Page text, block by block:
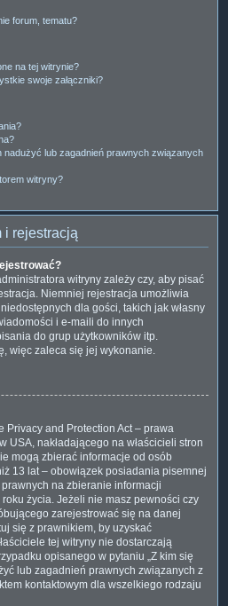
forum, tematu?
na tej witrynie?
swoje załączniki?
lub zagadnień prawnych związanych
witryny?
i rejestracją
witryny zależy czy, aby pisać
Niemniej rejestracja umożliwia
dla gości, takich jak własny
i e-maili do innych
do grup użytkowników itp.
więc zaleca się jej wykonanie.
Privacy and Protection Act – prawa
USA, nakładającego na właścicieli stron
mogą zbierać informacje od osób
13 lat – obowiązek posiadania pisemnej
na zbieranie informacji
życia. Jeżeli nie masz pewności czy
zarejestrować się na danej
się z prawnikiem, by uzyskać
tej witryny nie dostarczają
opisanego w pytaniu „Z kim się
lub zagadnień prawnych związanych z
kontaktowym dla wszelkiego rodzaju